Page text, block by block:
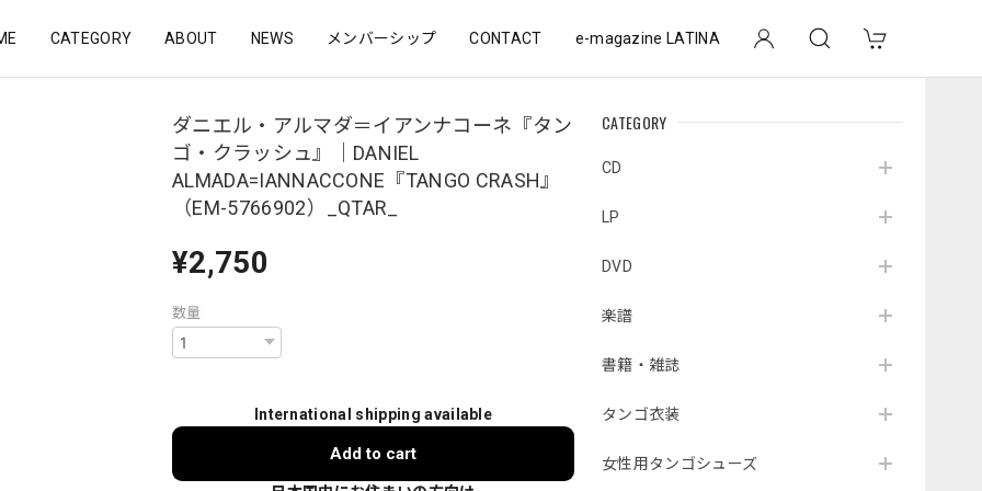
CATEGORY ABOUT NEWS メンバーシップ CONTACT e-magazine LATINA
CATEGORY
CD
LP
DVD
楽譜
書籍・雑誌
タンゴ衣装
女性用タンゴシューズ
ダニエル・アルマダ＝イアンナコーネ『タン
ゴ・クラッシュ』｜DANIEL
ALMADA=IANNACCONE『TANGO CRASH』
（EM-5766902）_QTAR_
¥2,750
数量
International shipping available
Add to cart